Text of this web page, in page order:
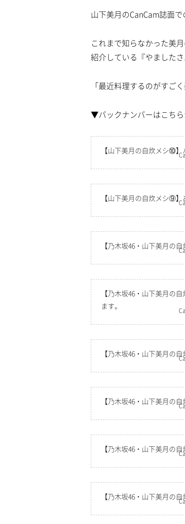
u
t
d
e
.
5
山下美月のCanCam誌面
これまで知らなかった美
紹介している『やました
「最近料理するのがすご
▼バックナンバーはこちら
【山下美月の自炊メシ⑩
【山下美月の自炊メシ⑨
【乃木坂46・山下美月の
【乃木坂46・山下美月の
ます。
【乃木坂46・山下美月の
【乃木坂46・山下美月の
【乃木坂46・山下美月の
【乃木坂46・山下美月の